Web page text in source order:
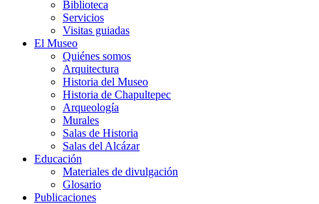
Biblioteca
Servicios
Visitas guiadas
El Museo
Quiénes somos
Arquitectura
Historia del Museo
Historia de Chapultepec
Arqueología
Murales
Salas de Historia
Salas del Alcázar
Educación
Materiales de divulgación
Glosario
Publicaciones